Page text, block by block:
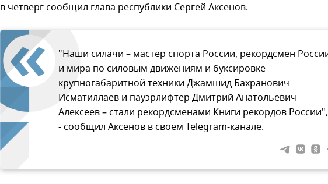
в четверг сообщил глава республики Сергей Аксенов.
"Наши силачи – мастер спорта России, рекордсмен
и мира по силовым движениям и буксировке
крупногабаритной техники Джамшид Бахранович
Исматиллаев и пауэрлифтер Дмитрий Анатольевич
Алексеев – стали рекордсменами Книги рекордов России",
- сообщил Аксенов в своем Telegram-канале.